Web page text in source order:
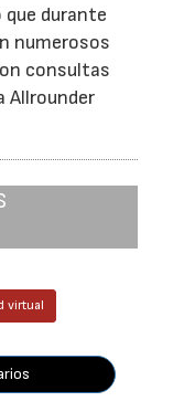
durante
numerosos
consultas
Allrounder
virtual